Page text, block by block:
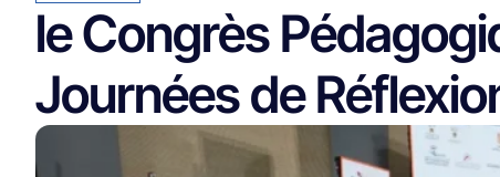
le Congrès
Journées de